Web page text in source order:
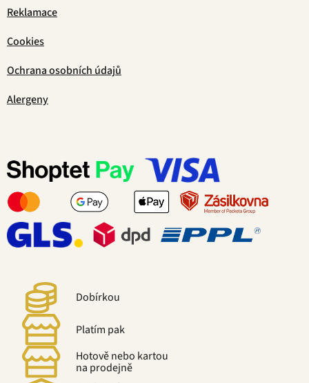
Reklamace
Cookies
Ochrana osobních údajů
Alergeny
Dobírkou
Platím pak
Hotově nebo kartou
na prodejně